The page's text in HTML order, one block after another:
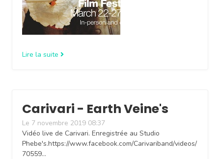
Lire la suite
Carivari - Earth Veine's
Le 7 novembre 2019 08:37
Vidéo live de Carivari. Enregistrée au Studio
Phebe's.https://www.facebook.com/Carivariband/videos/
70559...